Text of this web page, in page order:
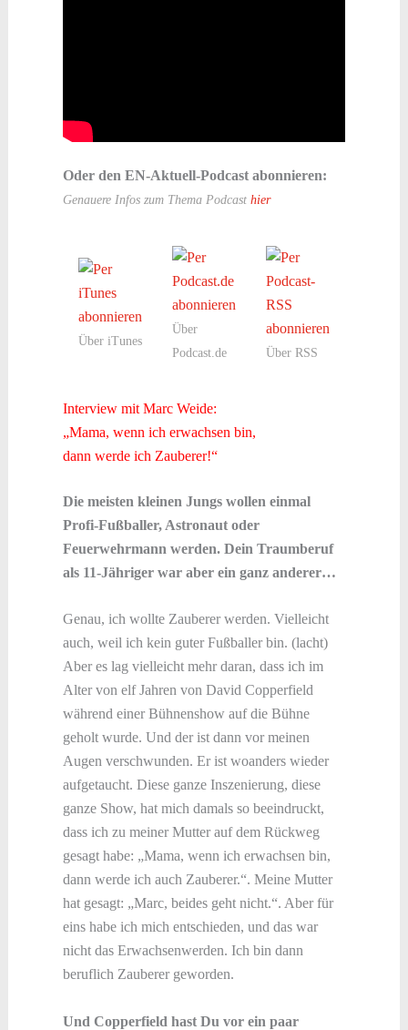
Oder den EN-Aktuell-Podcastabonnieren:
Genauere Infos zum Thema Podcast hier
Über iTunes
Über
Podcast.de
Über RSS
Interview mit Marc Weide:
„Mama, wenn ich erwachsen bin,
dann werde ich Zauberer!“
Die meisten kleinen Jungs wollen einmal
Profi-Fußballer, Astronaut oder
Feuerwehrmann werden. Dein Traumberuf
als 11-Jähriger war aber ein ganz anderer…
Genau, ich wollte Zauberer werden. Vielleicht
auch, weil ich kein guter Fußballer bin. (lacht)
Aber es lag vielleicht mehr daran, dass ich im
Alter von elf Jahren von David Copperfield
während einer Bühnenshow auf die Bühne
geholt wurde. Und der ist dann vor meinen
Augen verschwunden. Er ist woanders wieder
aufgetaucht. Diese ganze Inszenierung, diese
ganze Show, hat mich damals so beeindruckt,
dass ich zu meiner Mutter auf dem Rückweg
gesagt habe: „Mama, wenn ich erwachsen bin,
dann werde ich auch Zauberer.“. Meine Mutter
hat gesagt: „Marc, beides geht nicht.“. Aber für
eins habe ich mich entschieden, und das war
nicht das Erwachsenwerden. Ich bin dann
beruflich Zauberer geworden.
Und Copperfield hast Du vor ein paar